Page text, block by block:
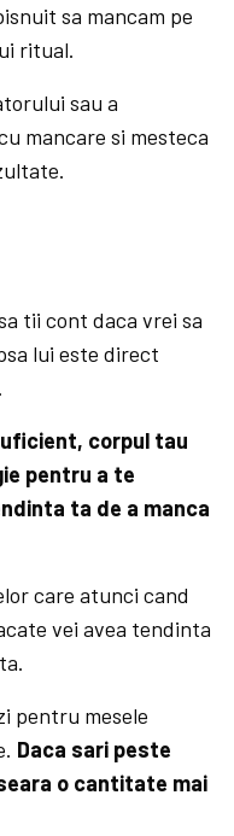
sa mancam pe
ritual.
sau a
mancare si mesteca
tii cont daca vrei sa
lui este direct
corpul tau
pentru a te
ta de a manca
care atunci cand
vei avea tendinta
pentru mesele
Daca sari peste
o cantitate mai